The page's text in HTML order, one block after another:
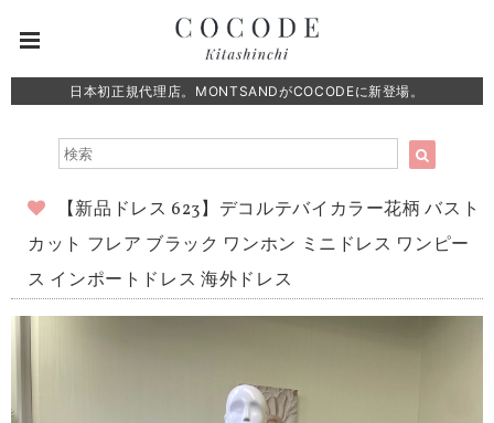
日本初正規代理店。MONTSANDがCOCODEに新登場。
【新品ドレス 623】デコルテバイカラー花柄 バスト
カット フレア ブラック ワンホン ミニドレス ワンピー
ス インポートドレス 海外ドレス